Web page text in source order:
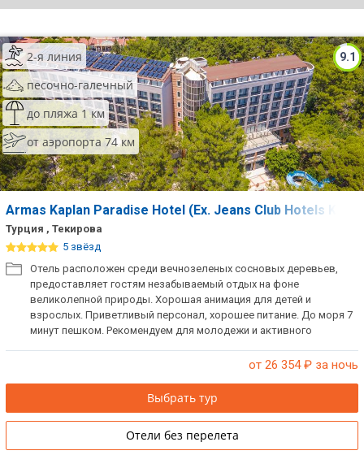
9.1
2-я линия
песочно-галечный
до пляжа 1 км
от аэропорта 74 км
Armas Kaplan Paradise Hotel (Ex. Jeans Club Hotels
Турция , Текирова
5 звёзд
Отель расположен среди вечнозеленых сосновых деревьев,
предоставляет гостям незабываемый отдых на фоне
великолепной природы. Хорошая анимация для детей и
взрослых. Приветливый персонал, хорошее питание. До моря 7
минут пешком. Рекомендуем для молодежи и активного
от 26 354₽ за ночь
Выбрать тур
Отели без перелета
ТОП 10 лучших отелей 5*
ТОП 10 недорогих отелей
5*
Лучшие отели 4* звезды
Недорогие отели 4*
звезды
Лучшие отели 3* звезды
Недорогие отели 3*
звезды
Сетевые отели Турции
Сетевые отели Египта
Сетевые отели ОАЭ
Сетевые отели Шри Ланки